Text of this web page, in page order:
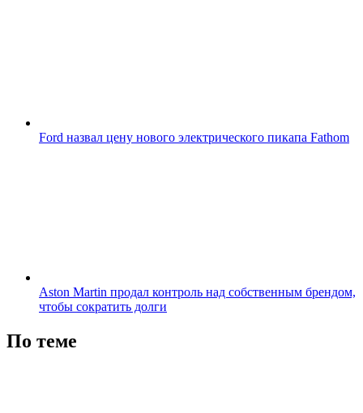
Ford назвал цену нового электрического пикапа Fathom
Aston Martin продал контроль над собственным брендом,
чтобы сократить долги
По теме